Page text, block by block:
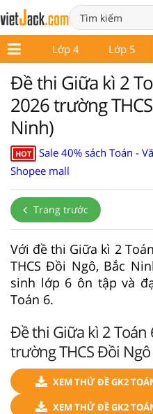
3 Lớp 4 Lớp 5
Đề thi Giữa kì 2
2026 trường
Ninh)
HOT
Sale 40% sách Toán -
Shopee mall
Trang trước
Với đề thi Giữa kì 2
THCS Đồi Ngô, Bắc
sinh lớp 6 ôn tập và
Toán 6.
Đề thi Giữa kì 2
trường THCS Đồi
XEM THỬ ĐỀ GK2
XEM THỬ ĐỀ GK2